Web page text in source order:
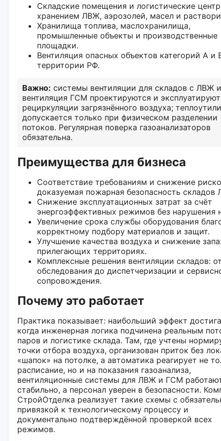
Складские помещения и логистические
хранением ЛВЖ, аэрозолей, масел и
Хранилища топлива, маслохранилища,
промышленные объекты и производственные
площадки.
Вентиляция опасных объектов категорий А и
территории РФ.
Важно: системы вентиляции для складов с ЛВЖ и
вентиляция ГСМ проектируются и
рециркуляции загрязнённого воздуха;
допускается только при физическом разделении
потоков. Регулярная поверка газоанализаторов
обязательна.
Преимущества для бизнеса
Соответствие требованиям и снижение
доказуемая пожарная безопасность складов
Снижение эксплуатационных затрат за счёт
энергоэффективных режимов без нарушения
Увеличение срока службы оборудования
корректному подбору материалов и защит.
Улучшение качества воздуха и снижение
прилегающих территориях.
Комплексные решения вентиляции складов:
обследования до диспетчеризации и
сопровождения.
Почему это работает
Практика показывает: наибольший эффект
когда инженерная логика подчинена реальным
паров и логистике склада. Там, где учтены
точки отбора воздуха, организован приток без
«шапок» на потолке, а автоматика реагирует не
расписание, но и на показания газоанализа,
вентиляционные системы для ЛВЖ и ГСМ
стабильно, а персонал уверен в безопасности.
СтройОтделка реализует такие схемы с
привязкой к технологическому процессу и
документально подтверждённой проверкой всех
режимов.